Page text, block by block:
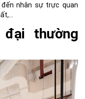
nhân sự trực quan
thường